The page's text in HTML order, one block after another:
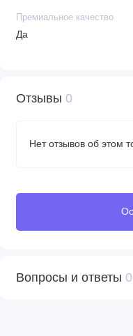
Премиальное качество
Да
Отзывы 0
Нет отзывов об этом
Вопросы и ответы 0